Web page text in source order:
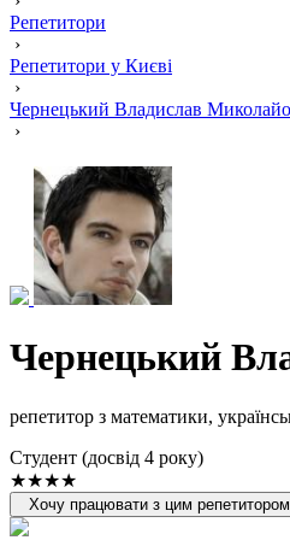
Репетитори
›
Репетитори у Києві
›
Чернецький Владислав
›
Чернецький
репетитор з математики,
Cтудент (досвід 4 року)
★★★★
Хочу працювати з цим репетитором